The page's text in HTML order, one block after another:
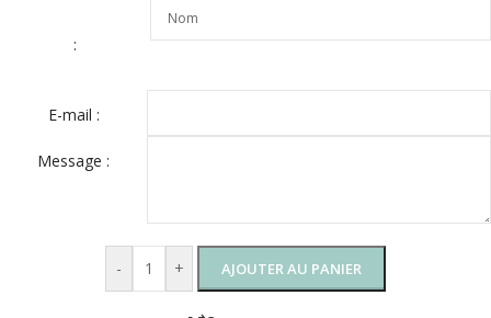
:
E-mail :
Message :
- + AJOUTER AU PANIER